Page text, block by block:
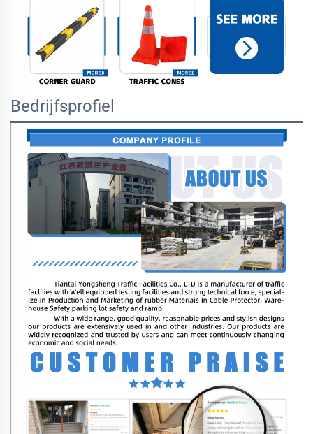
Bedrijfsprofiel